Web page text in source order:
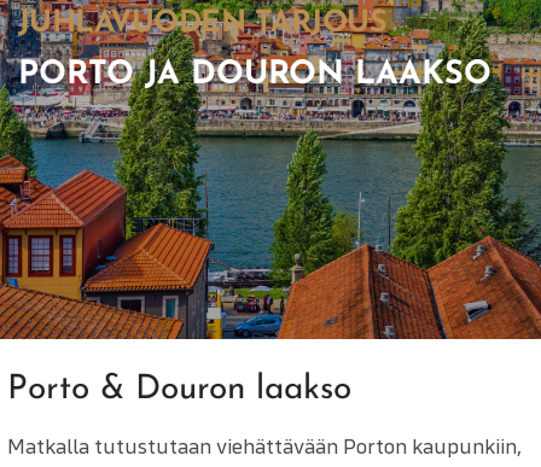
JUHLAVUODEN TARJOUS
PORTO JA DOURON LAAKSO
Porto & Douron laakso
Matkalla tutustutaan viehättävään Porton kaupunkiin,